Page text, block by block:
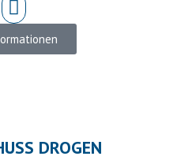
DROGEN